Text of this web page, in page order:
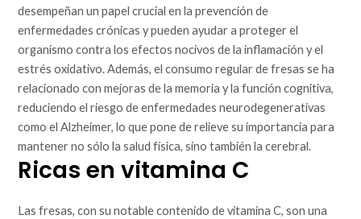
desempeñan un papel crucial en la prevención de
enfermedades crónicas y pueden ayudar a proteger el
organismo contra los efectos nocivos de la inflamación y el
estrés oxidativo. Además, el consumo regular de fresas se ha
relacionado con mejoras de la memoria y la función cognitiva,
reduciendo el riesgo de enfermedades neurodegenerativas
como el Alzheimer, lo que pone de relieve su importancia para
mantener no sólo la salud física, sino también la cerebral.
Ricas en vitamina C
Las fresas, con su notable contenido de vitamina C, son una